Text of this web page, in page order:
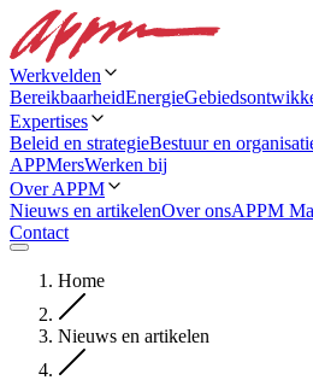
Werkvelden
BereikbaarheidEnergie
Expertises
Beleid en strategieBestuur en
APPMersWerken bij
Over APPM
Nieuws en artikelenOver onsAPPM
Contact
Home
Nieuws en artikelen